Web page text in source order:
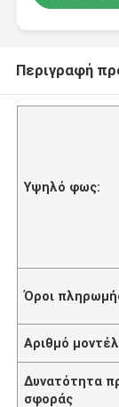
Περιγραφή
Υψηλό φως:
Όροι
Αριθμό
Δυνατότητα
σφοράς